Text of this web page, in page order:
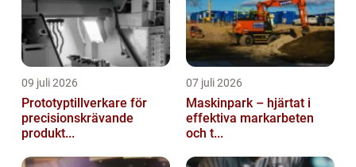
09 juli 2026
Prototyptillverkare för
precisionskrävande
produkt...
07 juli 2026
Maskinpark – hjärtat i
effektiva markarbeten
och t...